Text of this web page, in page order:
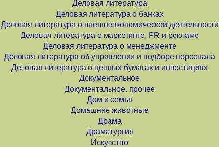
Деловая литература
Деловая литература о банках
Деловая литература о внешнеэкономической деятельности
Деловая литература о маркетинге, PR и рекламе
Деловая литература о менеджменте
Деловая литература об управлении и подборе персонала
Деловая литература о ценных бумагах и инвестициях
Документальное
Документальное, прочее
Дом и семья
Домашние животные
Драма
Драматургия
Искусство